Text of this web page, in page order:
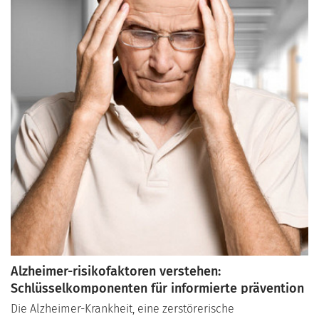
Mechanismen, die dieser Beziehung zugrunde liegen.
Alzheimer-risikofaktoren verstehen:
Schlüsselkomponenten für informierte prävention
Die Alzheimer-Krankheit, eine zerstörerische